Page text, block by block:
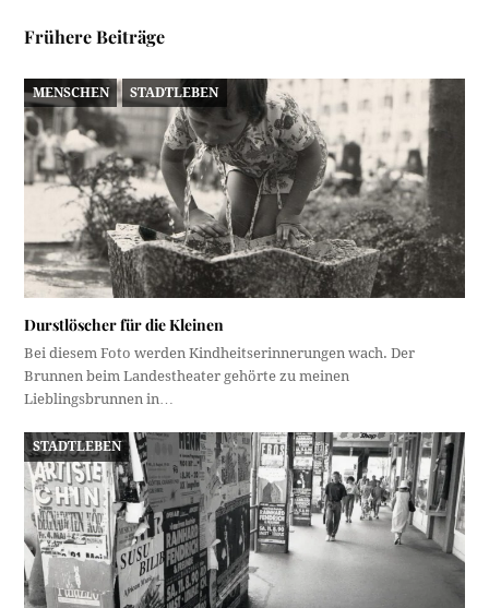
Frühere Beiträge
MENSCHEN STADTLEBEN
Durstlöscher für die Kleinen
Bei diesem Foto werden Kindheitserinnerungen wach. Der
Brunnen beim Landestheater gehörte zu meinen
Lieblingsbrunnen in…
STADTLEBEN